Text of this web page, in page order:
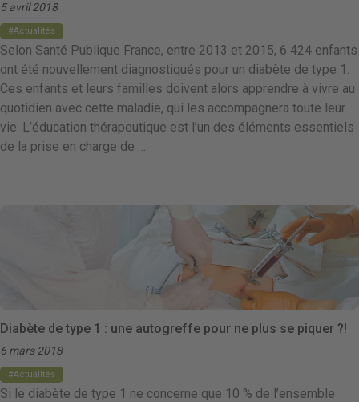
5 avril 2018
Actualités
Selon Santé Publique France, entre 2013 et 2015, 6 424 enfants
ont été nouvellement diagnostiqués pour un diabète de type 1.
Ces enfants et leurs familles doivent alors apprendre à vivre au
quotidien avec cette maladie, qui les accompagnera toute leur
vie. L’éducation thérapeutique est l’un des éléments essentiels
de la prise en charge de …
Diabète de type 1 : une autogreffe pour ne plus se piquer ?!
6 mars 2018
Actualités
Si le diabète de type 1 ne concerne que 10 % de l’ensemble